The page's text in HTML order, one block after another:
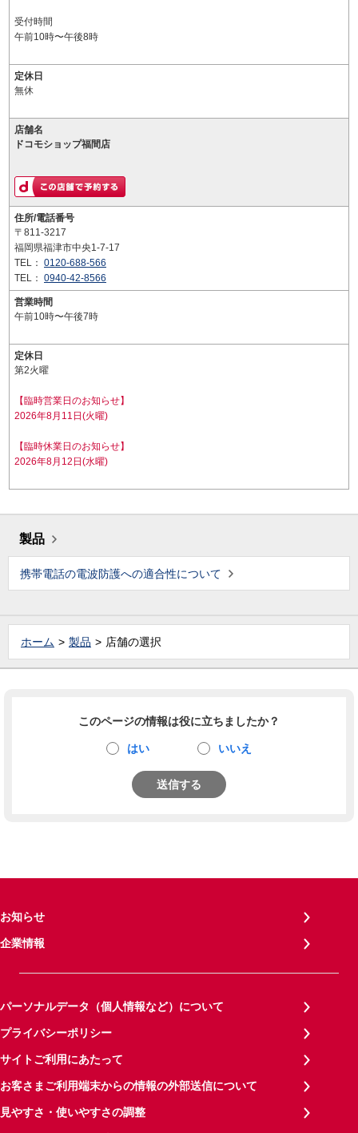
受付時間
午前10時〜午後8時
定休日
無休
店舗名
ドコモショップ福間店
住所/電話番号
〒811-3217
福岡県福津市中央1-7-17
TEL： 0120-688-566
TEL： 0940-42-8566
営業時間
午前10時〜午後7時
定休日
第2火曜
【臨時営業日のお知らせ】
2026年8月11日(火曜)
【臨時休業日のお知らせ】
2026年8月12日(水曜)
製品
携帯電話の電波防護への適合性について
ホーム 製品 店舗の選択
このページの情報は役に立ちましたか？
はい いいえ
送信する
お知らせ
企業情報
パーソナルデータ（個人情報など）について
プライバシーポリシー
サイトご利用にあたって
お客さまご利用端末からの情報の外部送信について
見やすさ・使いやすさの調整